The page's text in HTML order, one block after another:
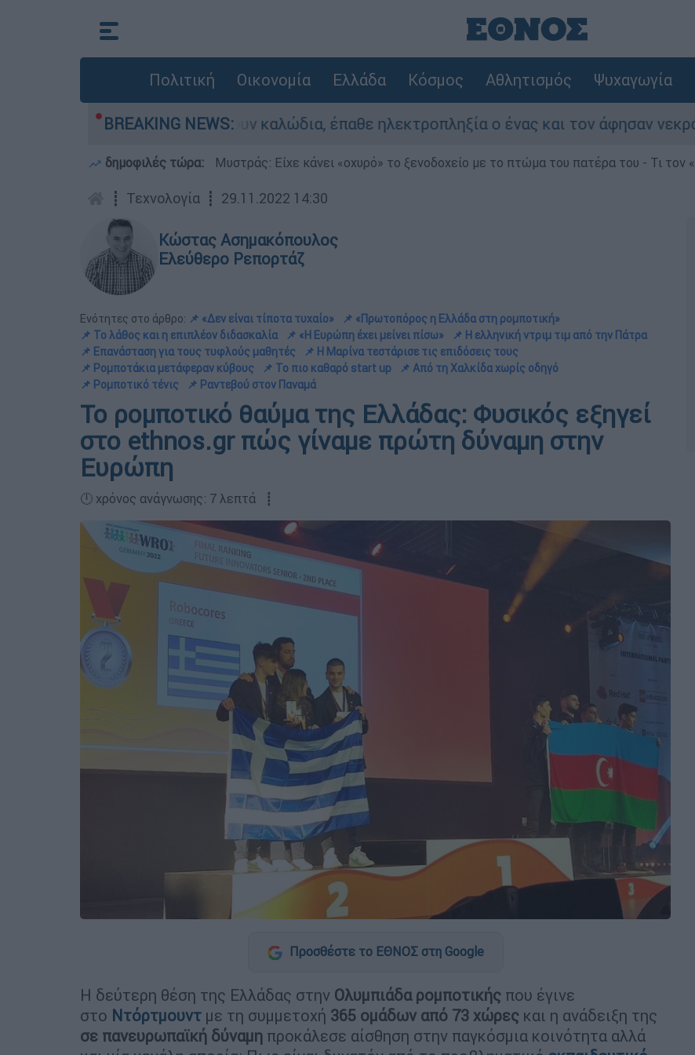
Πολιτική Οικονομία Ελλάδα Κόσμος Αθλητισμός Ψυχαγωγία
BREAKING NEWS:
να κλέψουν καλώδια, έπαθε ηλεκτροπληξία ο ένας και τον άφησαν νεκρό στο σημείο
δημοφιλές τώρα: Μυστράς: Είχε κάνει «οχυρό» το ξενοδοχείο με το πτώμα του πατέρα του - Τι τον
┋ Τεχνολογία ┋ 29.11.2022 14:30
Κώστας Ασημακόπουλος
Ελεύθερο Ρεπορτάζ
Ενότητες στο άρθρο: 📌 «Δεν είναι τίποτα τυχαίο»
📌 «Πρωτοπόρος η Ελλάδα στη ρομποτική»
📌 Το λάθος και η επιπλέον διδασκαλία
📌 «Η Ευρώπη έχει μείνει πίσω»
📌 Η ελληνική ντριμ τιμ από την Πάτρα
📌 Επανάσταση για τους τυφλούς μαθητές
📌 Η Μαρίνα τεστάρισε τις επιδόσεις τους
📌 Ρομποτάκια μετάφεραν κύβους
📌 Το πιο καθαρό start up
📌 Aπό τη Χαλκίδα χωρίς οδηγό
📌 Ρομποτικό τένις
📌 Ραντεβού στον Παναμά
Το ρομποτικό θαύμα της Ελλάδας: Φυσικός εξηγεί
στο ethnos.gr πώς γίναμε πρώτη δύναμη στην
Ευρώπη
🕛 χρόνος ανάγνωσης: 7 λεπτά ┋
Προσθέστε το ΕΘΝΟΣ στη Google
Η δεύτερη θέση της Ελλάδας στην Ολυμπιάδα ρομποτικής που έγινε
στο Ντόρτμουντ με τη συμμετοχή 365 ομάδων από 73 χώρες και η ανάδειξη της
σε πανευρωπαϊκή δύναμη προκάλεσε αίσθηση στην παγκόσμια κοινότητα αλλά